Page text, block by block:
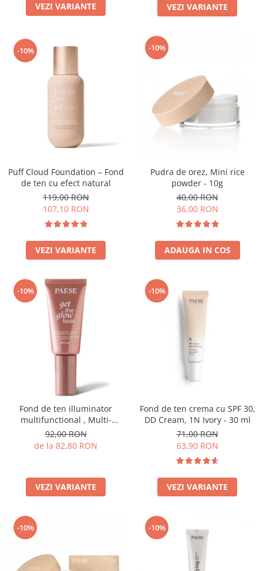
VEZI VARIANTE VEZI VARIANTE
-10%
Puff Cloud Foundation – Fond
de ten cu efect natural
119,00 RON
107,10 RON
VEZI VARIANTE
-10%
Pudra de orez, Mini rice
powder - 10g
40,00 RON
36,00 RON
ADAUGA IN COS
-10%
Fond de ten illuminator
multifunctional , Multi-
function Illuminating
Foundation, nuanta 1N LIGHT
BEIGE– 30 ml
92,00 RON
de la 82,80 RON
VEZI VARIANTE
-10%
Fond de ten crema cu SPF 30,
DD Cream, 1N Ivory - 30 ml
71,00 RON
63,90 RON
VEZI VARIANTE
-10% -10%